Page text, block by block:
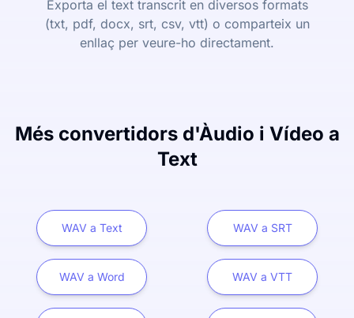
Exporta el text transcrit en diversos formats
(txt, pdf, docx, srt, csv, vtt) o comparteix un
enllaç per veure-ho directament.
Més convertidors d'Àudio i Vídeo a
Text
WAV a Text WAV a SRT
WAV a Word WAV a VTT